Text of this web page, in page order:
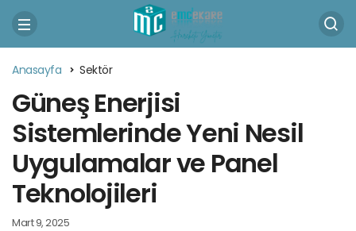
Anasayfa Sektör
Güneş Enerjisi
Sistemlerinde Yeni Nesil
Uygulamalar ve Panel
Teknolojileri
Mart 9, 2025